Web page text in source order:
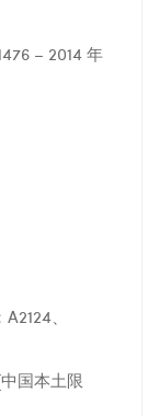
– 2014 年
、
国本土限